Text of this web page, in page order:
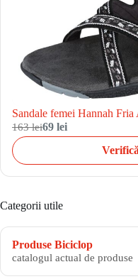
Sandale femei Hannah
163 lei69 lei
Categorii utile
Produse Biciclop
catalogul actual de produse